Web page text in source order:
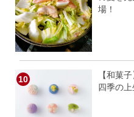
場！
【和菓
四季の上